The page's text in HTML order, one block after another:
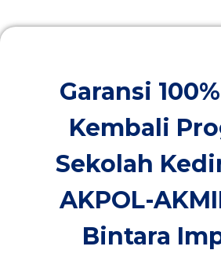
Garansi
Kembali
Sekolah
AKPOL-
Bintara